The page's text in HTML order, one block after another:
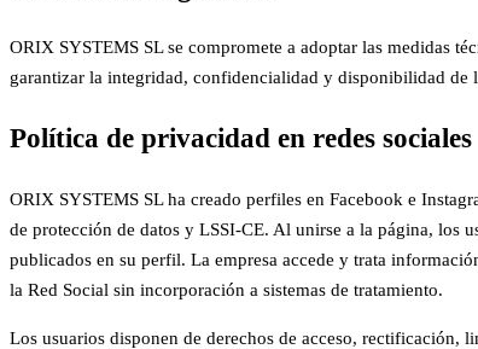
ORIX SYSTEMS SL se compromete a adoptar las medidas
garantizar la integridad, confidencialidad y disponibilidad de
Política de privacidad en redes sociales
ORIX SYSTEMS SL ha creado perfiles en Facebook e
de protección de datos y LSSI-CE. Al unirse a la página, los
publicados en su perfil. La empresa accede y trata
la Red Social sin incorporación a sistemas de tratamiento.
Los usuarios disponen de derechos de acceso,